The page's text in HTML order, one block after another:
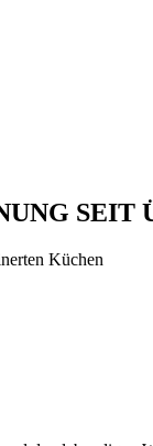
SEIT
Küchen